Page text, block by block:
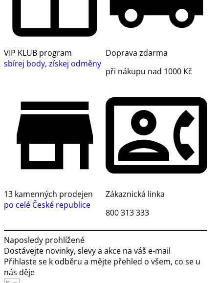
VIP KLUB program
sbírej body, získej odměny
Doprava zdarma
při nákupu nad 1000 Kč
13 kamenných prodejen
po celé České republice
Zákaznická linka
800 313 333
Naposledy prohlížené
Dostávejte novinky, slevy a akce na váš e-mail
Přihlaste se k odběru a mějte přehled o všem, co se u
nás děje